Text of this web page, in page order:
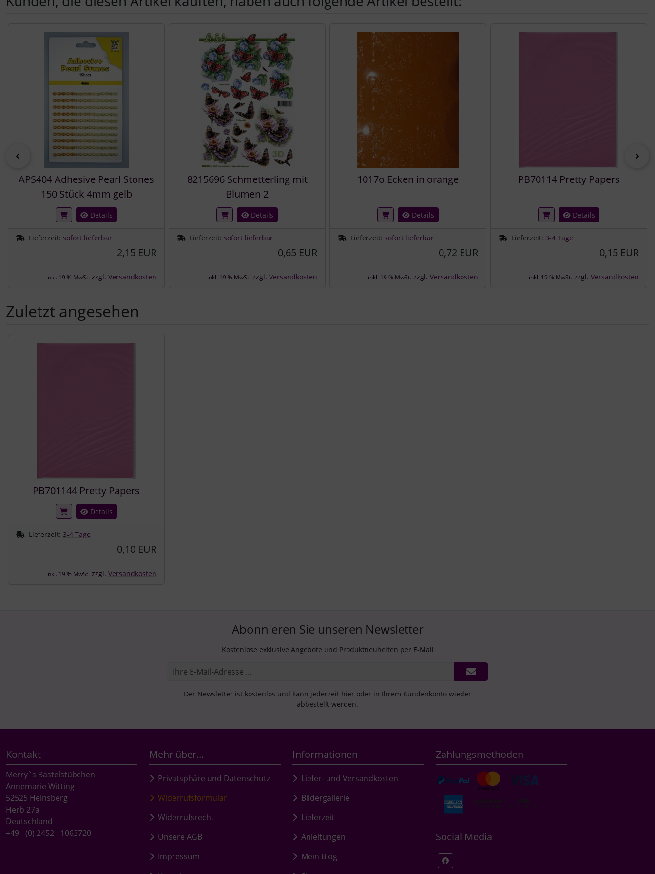
APS404 Adhesive Pearl Stones
150 Stück 4mm gelb
Details
Lieferzeit: sofort lieferbar
2,15 EUR
inkl. 19 % MwSt. zzgl. Versandkosten
8215696 Schmetterling mit
Blumen 2
Details
Lieferzeit: sofort lieferbar
0,65 EUR
inkl. 19 % MwSt. zzgl. Versandkosten
1017o Ecken in orange
Details
Lieferzeit: sofort lieferbar
0,72 EUR
inkl. 19 % MwSt. zzgl. Versandkosten
PB70114 Pretty Papers
Details
Lieferzeit: 3-4 Tage
0,15 EUR
inkl. 19 % MwSt. zzgl. Versandkosten
Zuletzt angesehen
PB701144 Pretty Papers
Details
Lieferzeit: 3-4 Tage
0,10 EUR
inkl. 19 % MwSt. zzgl. Versandkosten
Abonnieren Sie unseren Newsletter
Kostenlose exklusive Angebote und Produktneuheiten per E-Mail
Der Newsletter ist kostenlos und kann jederzeit hier oder in Ihrem Kundenkonto wieder
abbestellt werden.
Kontakt
Merry`s Bastelstübchen
Annemarie Witting
52525 Heinsberg
Herb 27a
Deutschland
+49 - (0) 2452 - 1063720
Mehr über...
Privatsphäre und Datenschutz
Widerrufsformular
Widerrufsrecht
Unsere AGB
Impressum
Informationen
Liefer- und Versandkosten
Bildergallerie
Lieferzeit
Anleitungen
Mein Blog
Zahlungsmethoden
Social Media